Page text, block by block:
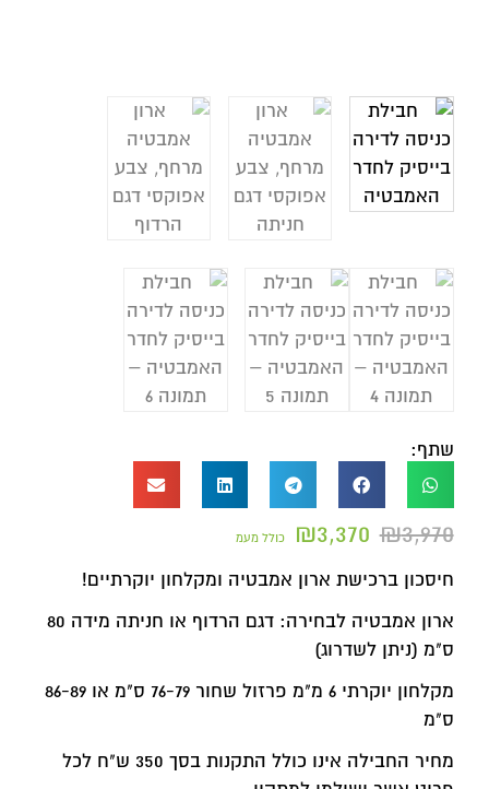
שתף:
₪3,970
₪3,370 כולל מעמ
חיסכון ברכישת ארון אמבטיה ומקלחון יוקרתיים!
ארון אמבטיה לבחירה: דגם הרדוף או חניתה מידה 80
ס"מ (ניתן לשדרוג)
מקלחון יוקרתי 6 מ"מ פרזול שחור 76-79 ס"מ או 86-89
ס"מ
מחיר החבילה אינו כולל התקנות בסך 350 ש"ח לכל